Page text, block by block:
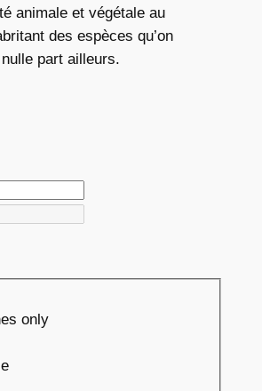
animale et végétale au
des espèces qu’on
part ailleurs.
only